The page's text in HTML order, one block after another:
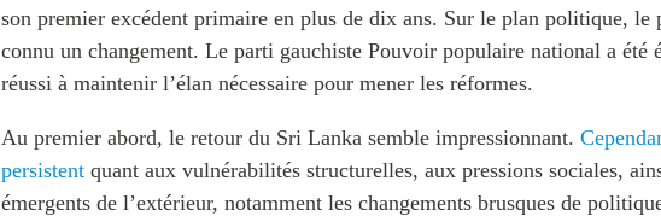
son premier excédent primaire en plus de dix ans. Sur le plan politique, le
connu un changement. Le parti gauchiste Pouvoir populaire national a été
réussi à maintenir l’élan nécessaire pour mener les réformes.
Au premier abord, le retour du Sri Lanka semble impressionnant.
persistent quant aux vulnérabilités structurelles, aux pressions sociales,
émergents de l’extérieur, notamment les changements brusques de